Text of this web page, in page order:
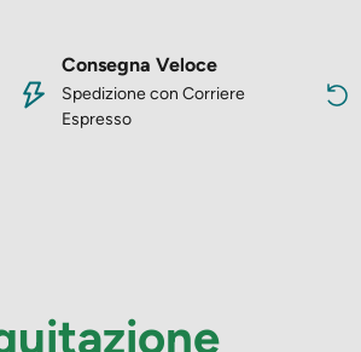
Consegna Veloce
Spedizione con Corriere
Espresso